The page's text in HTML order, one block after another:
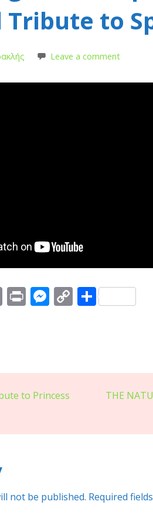
Tribute to
Leave a comment
E Pr M
n
g
C
Li
S
to Princess
THE
not be published. Required